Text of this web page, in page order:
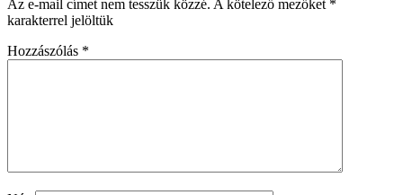
Az e-mail címet nem tesszük közzé. A kötelező mezőket *
karakterrel jelöltük
Hozzászólás *